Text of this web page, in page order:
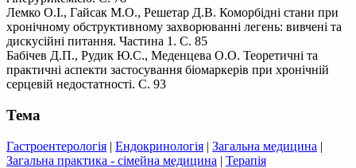
Лемко О.І., Гайсак М.О., Решетар Д.В. Коморбідні стани при
хронічному обструктивному захворюванні легень: вивчені та
дискусійні питання. Частина 1. С. 85
Бабічев Д.П., Рудик Ю.С., Меденцева О.О. Теоретичні та
практичні аспекти застосування біомаркерів при хронічній
серцевій недостатності. С. 93
Тема
Гастроентерологія | Ендокринологія | Загальна медицина |
Загальна практика - сімейна медицина | Терапія